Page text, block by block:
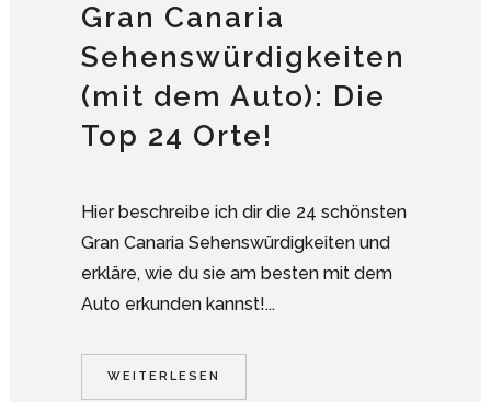
Gran Canaria
Sehenswürdigkeiten
(mit dem Auto): Die
Top 24 Orte!
Hier beschreibe ich dir die 24 schönsten
Gran Canaria Sehenswürdigkeiten und
erkläre, wie du sie am besten mit dem
Auto erkunden kannst!...
WEITERLESEN